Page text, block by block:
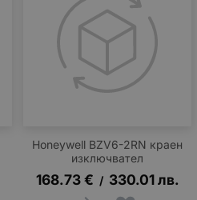
Honeywell BZV6-2RN краен
изключвател
168.73 € / 330.01 лв.